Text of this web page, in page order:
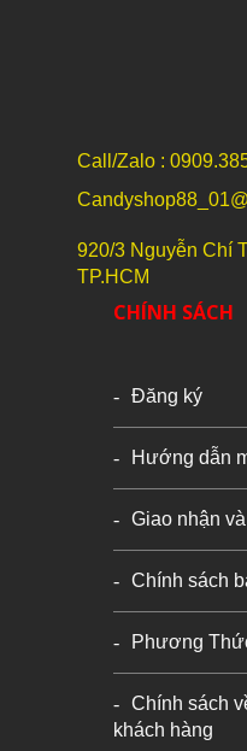
Call/Zalo :
920/3 Nguyễn Chí
TP.HCM
CHÍNH SÁCH
Đăng ký
Hướng dẫn
Giao nhận
Chính sách
Phương
Chính sách
khách hàng